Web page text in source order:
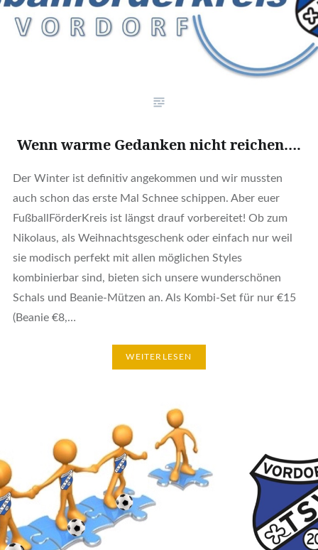
Wenn warme Gedanken nicht reichen….
Der Winter ist definitiv angekommen und wir mussten
auch schon das erste Mal Schnee schippen. Aber euer
FußballFörderKreis ist längst drauf vorbereitet! Ob zum
Nikolaus, als Weihnachtsgeschenk oder einfach nur weil
sie modisch perfekt mit allen möglichen Styles
kombinierbar sind, bieten sich unsere wunderschönen
Schals und Beanie-Mützen an. Als Kombi-Set für nur €15
(Beanie €8,…
WEITERLESEN